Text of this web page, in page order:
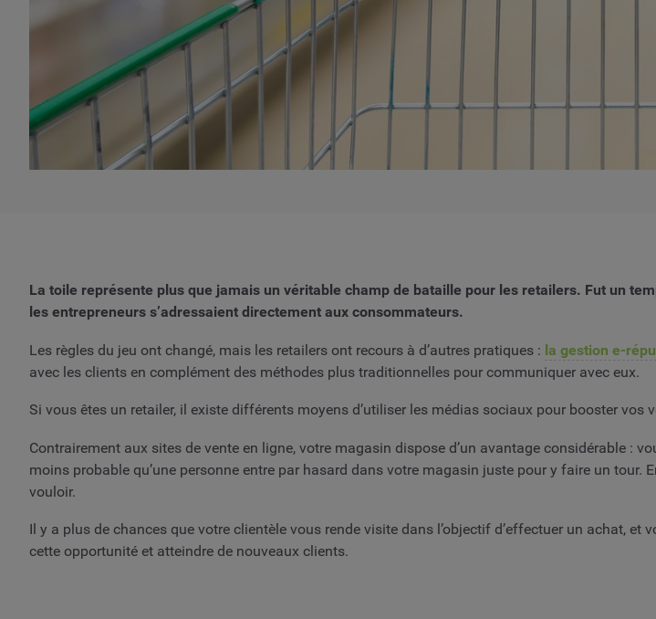
La toile représente plus que jamais un véritable champ de bataille pour les retailers. Fut un
les entrepreneurs s’adressaient directement aux consommateurs.
Les règles du jeu ont changé, mais les retailers ont recours à d’autres pratiques : la gestion e-
avec les clients en complément des méthodes plus traditionnelles pour communiquer avec eux.
Si vous êtes un retailer, il existe différents moyens d’utiliser les médias sociaux pour booster vos
Contrairement aux sites de vente en ligne, votre magasin dispose d’un avantage considérable :
moins probable qu’une personne entre par hasard dans votre magasin juste pour y faire un
vouloir.
Il y a plus de chances que votre clientèle vous rende visite dans l’objectif d’effectuer un achat,
cette opportunité et atteindre de nouveaux clients.